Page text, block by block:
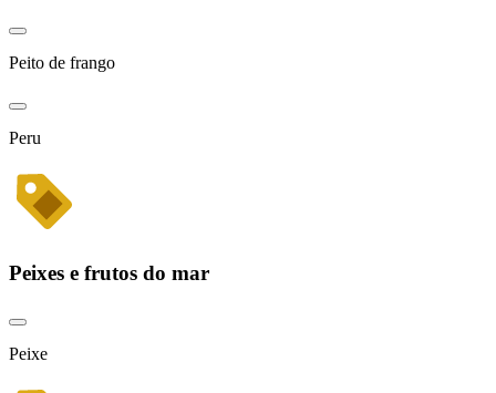
Peito de frango
Peru
Peixes e frutos do mar
Peixe